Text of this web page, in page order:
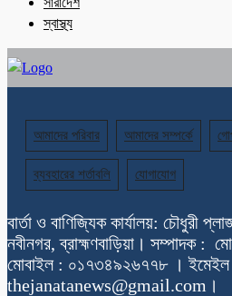
স্বাস্থ্য
আমাদের পরিবার আমাদের সম্পর্কে
ব্যবহারের শর্তাবলি যোগাযোগ
বার্তা ও বাণিজ্যিক কার্যালয়: চৌধুরী
নবীনগর, ব্রাহ্মণবাড়িয়া। সম্পাদক :
মোবাইল : ০১৭৩৪৯২৬৭৭৮ ।
thejanatanews@gmail.com।